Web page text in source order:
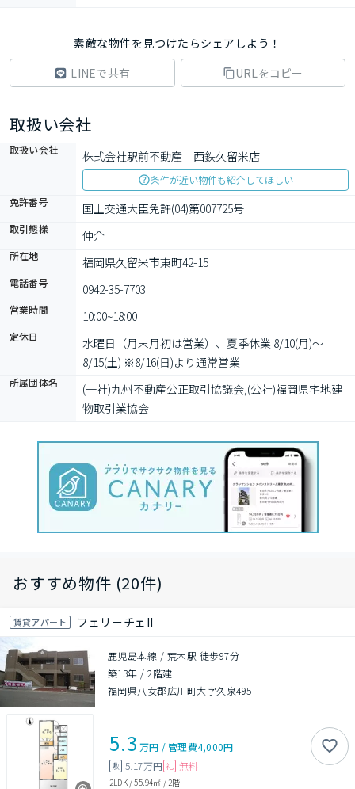
素敵な物件を見つけたらシェアしよう！
LINEで共有
URLをコピー
取扱い会社
取扱い会社 株式会社駅前不動産　西鉄久留米店
条件が近い物件も紹介してほしい
免許番号
国土交通大臣免許(04)第007725号
取引態様 仲介
所在地 福岡県久留米市東町42-15
電話番号 0942-35-7703
営業時間 10:00~18:00
定休日
水曜日（月末月初は営業）、夏季休業 8/10(月)〜
8/15(土) ※8/16(日)より通常営業
所属団体名
(一社)九州不動産公正取引協議会,(公社)福岡県宅地建
物取引業協会
おすすめ物件 (20件)
賃貸アパート フェリーチェII
鹿児島本線 / 荒木駅 徒歩97分
築13年 /2階建
福岡県八女郡広川町大字久泉495
5.3 万円 /管理費4,000円
敷 5.17万円 礼 無料
2LDK/55.94㎡ / 2階